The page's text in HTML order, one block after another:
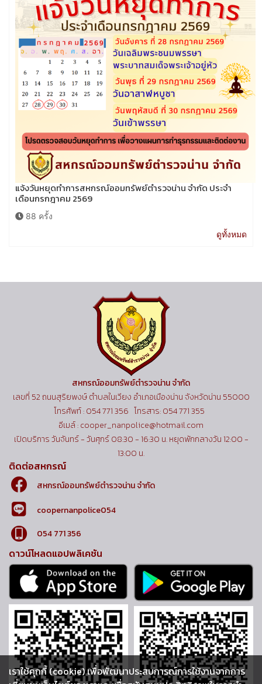
แจ้งวันหยุดทำการสหกรณ์ออมทรัพย์ตำรวจน่าน จำกัด ประจำ
เดือนกรกฎาคม 2569
88 ครั้ง
ดูทั้งหมด
สหกรณ์ออมทรัพย์ตำรวจน่าน จำกัด
เลขที่ 52 ถนนสุริยพงษ์ ตำบลในเวียง อำเภอเมืองน่าน จังหวัดน่าน 55000
โทรศัพท์ : 054 771 356 โทรสาร: 054 771 355
อีเมล์ : cooper_nanpolice@hotmail.com
เปิดบริการ วันจันทร์ - วันศุกร์ 08:30 - 16:30 น. หยุดพักกลางวัน 12:00 -
13:00 น.
ติดต่อสหกรณ์
สหกรณ์ออมทรัพย์ตำรวจน่าน จำกัด
coopernanpolice054
054 771 356
ดาวน์โหลดแอปพลิเคชัน
เราใช้คุกกี้ (cookie) เพื่อพัฒนาประสบการณ์การใช้งานจากการ